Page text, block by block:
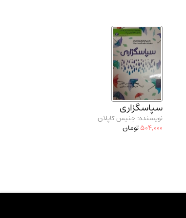
سپاسگزاری
نویسنده: جنیس کاپلان
504,000تومان